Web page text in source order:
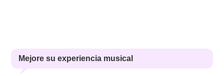
Mejore su experiencia musical